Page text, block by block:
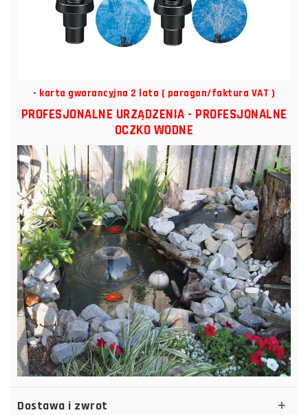
- karta gwarancyjna 2 lata ( paragon/faktura VAT )
PROFESJONALNE URZĄDZENIA - PROFESJONALNE
OCZKO WODNE
Dostawa i zwrot